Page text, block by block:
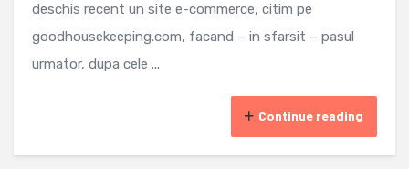
deschis recent un site e-commerce, citim pe
goodhousekeeping.com, facand – in sfarsit – pasul
urmator, dupa cele ...
Continue reading